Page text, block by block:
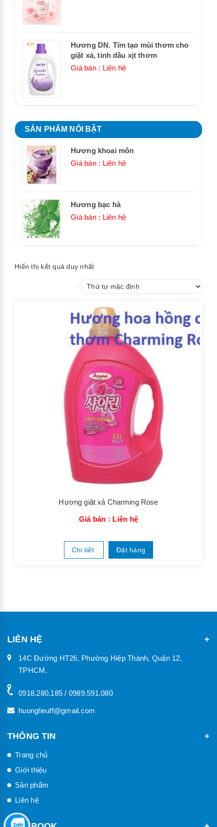
Hương DN. Tím tạo mùi thơm cho
giặt xả, tinh dầu xịt thơm
Giá bán : Liên hệ
SẢN PHẨM NỔI BẬT
Hương khoai môn
Giá bán : Liên hệ
Hương bạc hà
Giá bán : Liên hệ
Hiển thị kết quả duy nhất
Hương giặt xả Charming Rose
Giá bán : Liên hệ
Chi tiết Đặt hàng
LIÊN HỆ
14C Đường HT26, Phường Hiệp Thành, Quận 12,
TPHCM.
0918.280.185 / 0989.591.080
huonglieuff@gmail.com
THÔNG TIN
Trang chủ
Giới thiệu
Sản phẩm
Liên hệ